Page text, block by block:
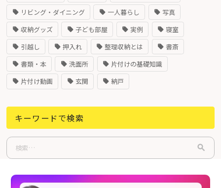
リビング・ダイニング
一人暮らし
写真
収納グッズ
子ども部屋 実例
寝室
引越し
押入れ 整理収納とは
書斎
書類・本
洗面所
片付けの基礎知識
片付け動画
玄関 納戸
キーワードで検索